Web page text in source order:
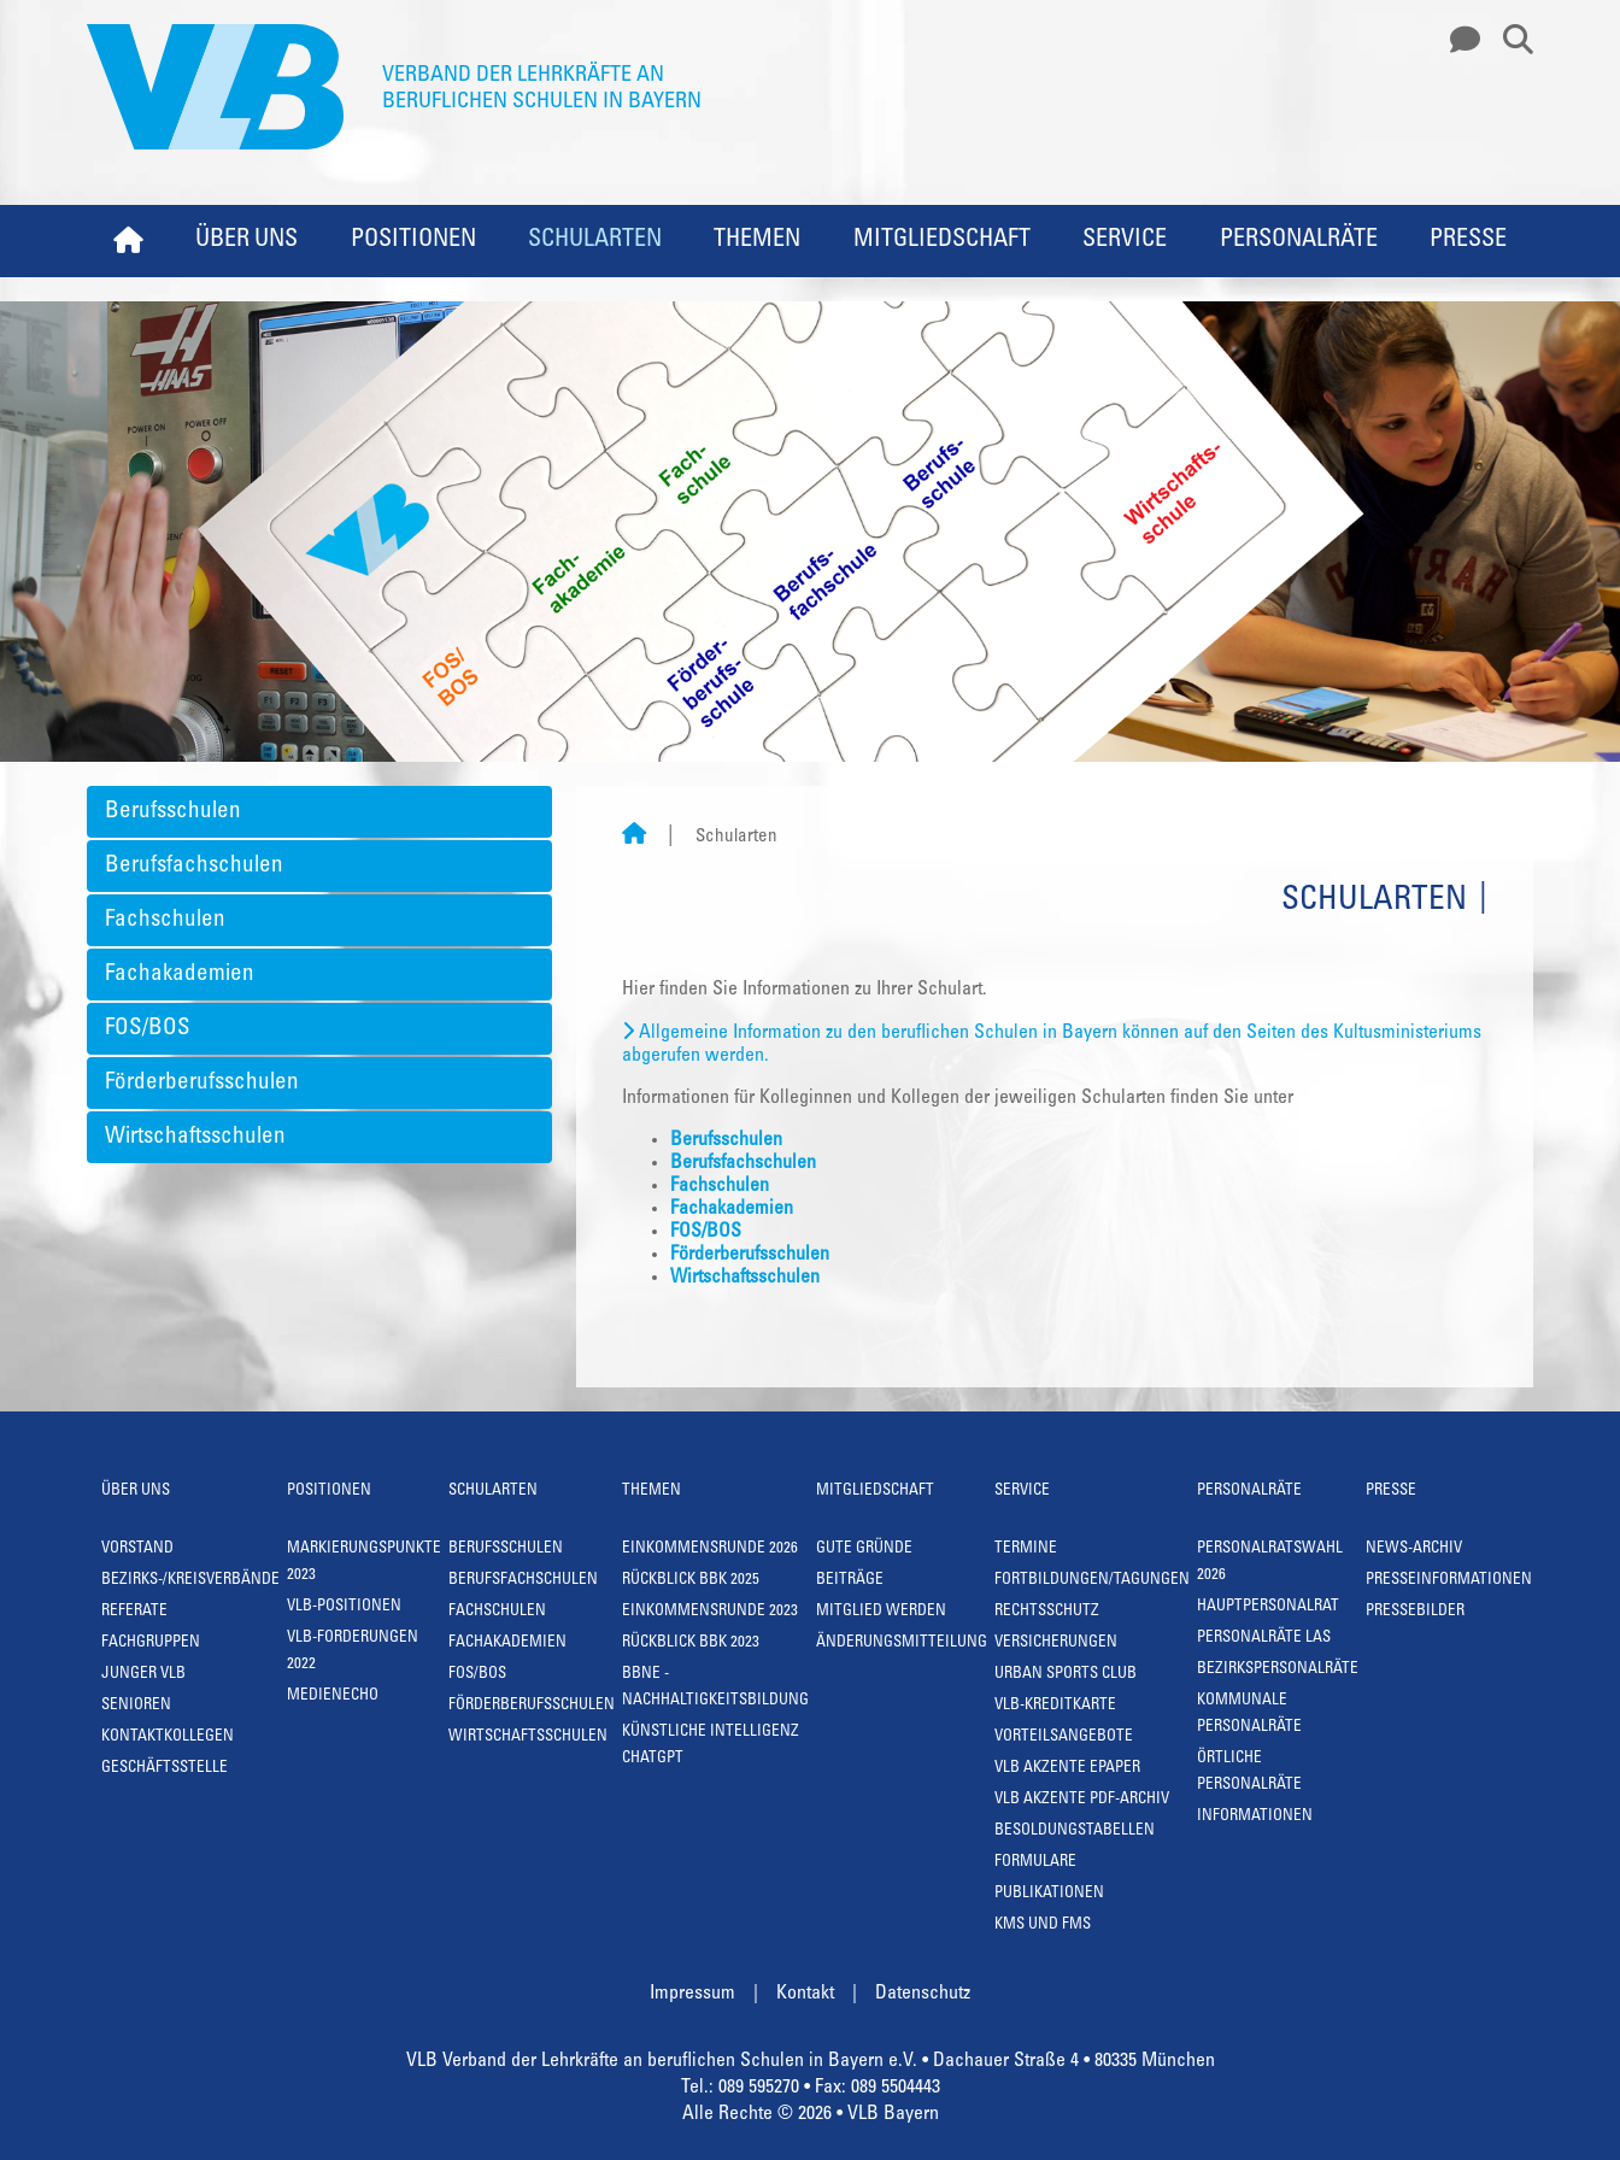
ÜBER UNS POSITIONEN SCHULARTEN THEMEN MITGLIEDSCHAFT SERVICE PERSONALRÄTE PRESSE
Berufsschulen
Berufsfachschulen
Fachschulen
Fachakademien
FOS/BOS
Förderberufsschulen
Wirtschaftsschulen
Schularten
SCHULARTEN
Hier finden Sie Informationen zu Ihrer Schulart.
Allgemeine Information zu den beruflichen Schulen in Bayern können auf den Seiten des Kultusministeriums
abgerufen werden.
Informationen für Kolleginnen und Kollegen der jeweiligen Schularten finden Sie unter
Berufsschulen
Berufsfachschulen
Fachschulen
Fachakademien
FOS/BOS
Förderberufsschulen
Wirtschaftsschulen
ÜBER UNS
VORSTAND
BEZIRKS-/KREISVERBÄNDE
REFERATE
FACHGRUPPEN
JUNGER VLB
SENIOREN
KONTAKTKOLLEGEN
GESCHÄFTSSTELLE
POSITIONEN
MARKIERUNGSPUNKTE
2023
VLB-POSITIONEN
VLB-FORDERUNGEN
2022
MEDIENECHO
SCHULARTEN
BERUFSSCHULEN
BERUFSFACHSCHULEN
FACHSCHULEN
FACHAKADEMIEN
FOS/BOS
FÖRDERBERUFSSCHULEN
WIRTSCHAFTSSCHULEN
THEMEN
EINKOMMENSRUNDE 2026
RÜCKBLICK BBK 2025
EINKOMMENSRUNDE 2023
RÜCKBLICK BBK 2023
BBNE -
NACHHALTIGKEITSBILDUNG
KÜNSTLICHE INTELLIGENZ
CHATGPT
MITGLIEDSCHAFT
GUTE GRÜNDE
BEITRÄGE
MITGLIED WERDEN
ÄNDERUNGSMITTEILUNG
SERVICE
TERMINE
FORTBILDUNGEN/TAGUNGEN
RECHTSSCHUTZ
VERSICHERUNGEN
URBAN SPORTS CLUB
VLB-KREDITKARTE
VORTEILSANGEBOTE
VLB AKZENTE EPAPER
VLB AKZENTE PDF-ARCHIV
BESOLDUNGSTABELLEN
FORMULARE
PUBLIKATIONEN
KMS UND FMS
PERSONALRÄTE
PERSONALRATSWAHL
2026
HAUPTPERSONALRAT
PERSONALRÄTE LAS
BEZIRKSPERSONALRÄTE
KOMMUNALE
PERSONALRÄTE
ÖRTLICHE
PERSONALRÄTE
INFORMATIONEN
PRESSE
NEWS-ARCHIV
PRESSEINFORMATIONEN
PRESSEBILDER
Impressum Kontakt Datenschutz
VLB Verband der Lehrkräfte an beruflichen Schulen in Bayern e.V. • Dachauer Straße 4 • 80335 München
Tel.: 089 595270 • Fax: 089 5504443
Alle Rechte © 2026 • VLB Bayern